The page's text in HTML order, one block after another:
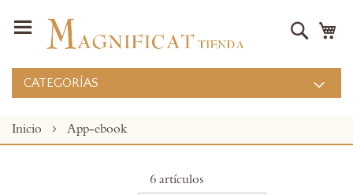
Buscar
CATEGORÍAS
Inicio App-ebook
6artículos